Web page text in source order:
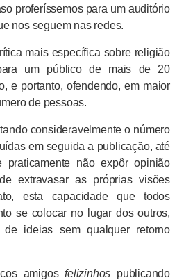
proferíssemos para um auditório
nos seguem nas redes.
mais específica sobre religião
um público de mais de 20
e portanto, ofendendo, em maior
de pessoas.
consideravelmente o número
em seguida a publicação, até
não expôr opinião
extravasar as próprias visões
esta capacidade que todos
se colocar no lugar dos outros,
ideias sem qualquer retorno
amigosfelizinhos publicando